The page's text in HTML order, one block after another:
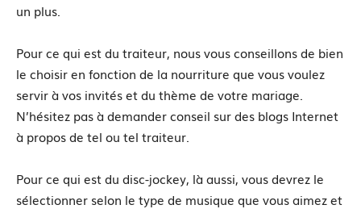
un plus.
Pour ce qui est du traiteur, nous vous conseillons de bien
le choisir en fonction de la nourriture que vous voulez
servir à vos invités et du thème de votre mariage.
N’hésitez pas à demander conseil sur des blogs Internet
à propos de tel ou tel traiteur.
Pour ce qui est du disc-jockey, là aussi, vous devrez le
sélectionner selon le type de musique que vous aimez et